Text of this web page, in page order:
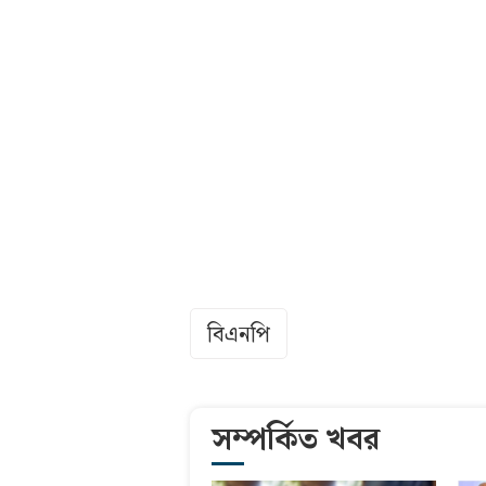
বিএনপি
সম্পর্কিত খবর